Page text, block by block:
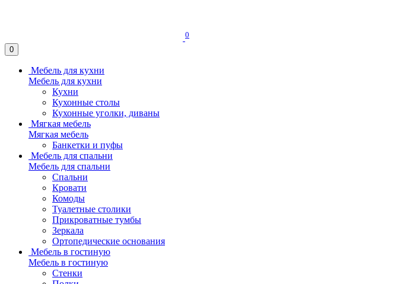
0
0
Мебель для кухни
Мебель для кухни
Кухни
Кухонные столы
Кухонные уголки, диваны
Мягкая мебель
Мягкая мебель
Банкетки и пуфы
Мебель для спальни
Мебель для спальни
Спальни
Кровати
Комоды
Туалетные столики
Прикроватные тумбы
Зеркала
Ортопедические основания
Мебель в гостиную
Мебель в гостиную
Стенки